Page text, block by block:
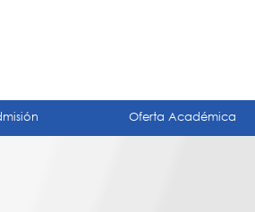
Oferta Académica